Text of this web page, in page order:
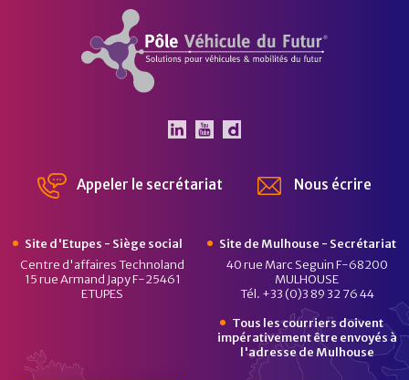
Pôle Véhicule du Futur
Appeler le secrétariat Nous écrire
Site d'Etupes - Siège social
Centre d'affaires Technoland
15 rue Armand Japy F-25461
ETUPES
Site de Mulhouse - Secrétariat
40 rue Marc Seguin F-68200
MULHOUSE
Tél. +33 (0)3 89 32 76 44
Tous les courriers doivent
impérativement être envoyés à
l'adresse de Mulhouse